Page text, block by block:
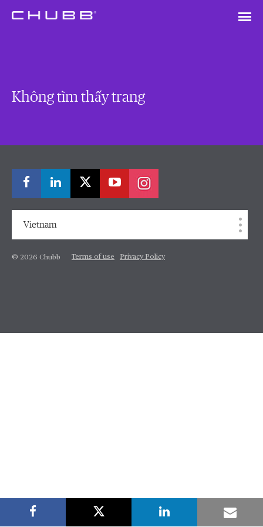
Không tìm thấy trang
Vietnam
© 2026 Chubb Terms of use Privacy Policy